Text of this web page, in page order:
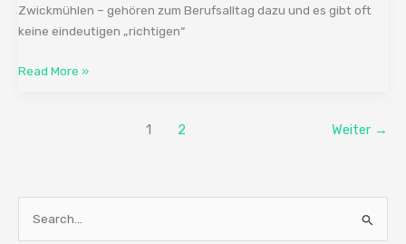
Zwickmühlen – gehören zum Berufsalltag dazu und es gibt oft
keine eindeutigen „richtigen“
Read More »
1 2 Weiter →